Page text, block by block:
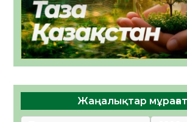
Жаңалықтар